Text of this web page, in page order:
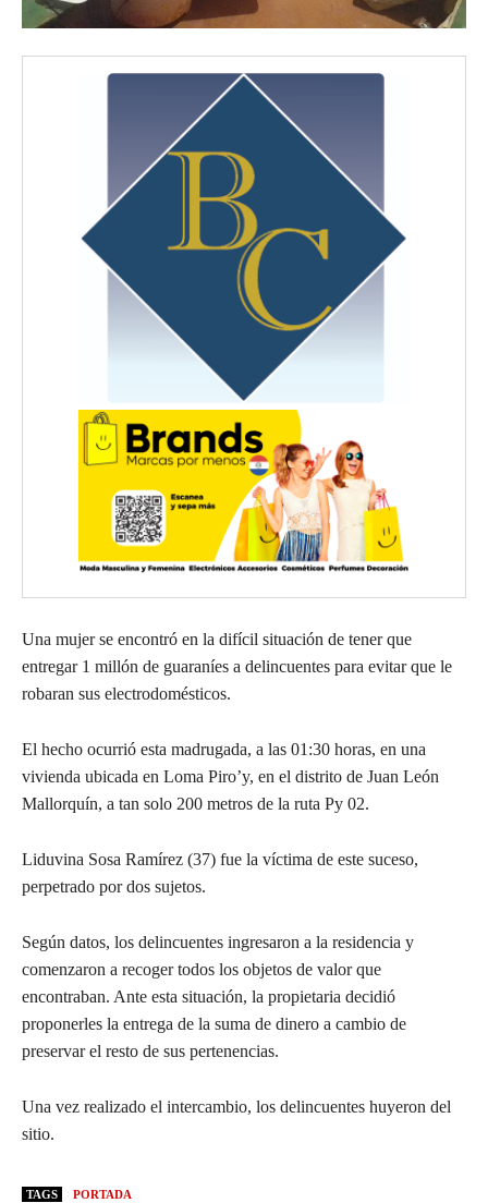
Una mujer se encontró en la difícil situación de tener que
entregar 1 millón de guaraníes a delincuentes para evitar que le
robaran sus electrodomésticos.
El hecho ocurrió esta madrugada, a las 01:30 horas, en una
vivienda ubicada en Loma Piro’y, en el distrito de Juan León
Mallorquín, a tan solo 200 metros de la ruta Py 02.
Liduvina Sosa Ramírez (37) fue la víctima de este suceso,
perpetrado por dos sujetos.
Según datos, los delincuentes ingresaron a la residencia y
comenzaron a recoger todos los objetos de valor que
encontraban. Ante esta situación, la propietaria decidió
proponerles la entrega de la suma de dinero a cambio de
preservar el resto de sus pertenencias.
Una vez realizado el intercambio, los delincuentes huyeron del
sitio.
TAGS PORTADA